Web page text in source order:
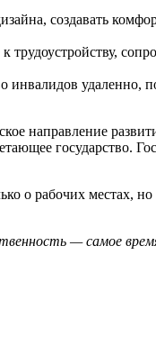
создавать
инвалидов
направление
государство.
рабочих местах,
— самое